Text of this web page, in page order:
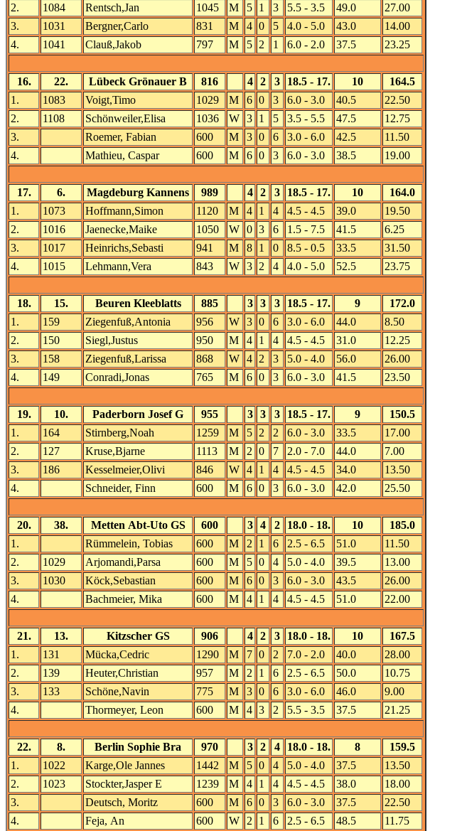
2.
1084 Rentsch,Jan 1045 M 5 1 3 5.5 - 3.5 49.0
27.00
3.
1031 Bergner,Carlo 831 M 4 0 5 4.0 - 5.0 43.0
14.00
4.
1041 Clauß,Jakob 797 M 5 2 1 6.0 - 2.0 37.5 23.25
16. 22. Lübeck Grönauer B 816 4 2 3 18.5 - 17. 10
164.5
1.
1083 Voigt,Timo 1029 M 6 0 3 6.0 - 3.0 40.5
22.50
2.
1108 Schönweiler,Elisa 1036 W 3 1 5 3.5 - 5.5 47.5
12.75
3.
Roemer, Fabian 600 M 3 0 6 3.0 - 6.0 42.5
11.50
4.
Mathieu, Caspar 600 M 6 0 3 6.0 - 3.0 38.5 19.00
17. 6. Magdeburg Kannens 989 4 2 3 18.5 - 17. 10
164.0
1.
1073 Hoffmann,Simon 1120 M 4 1 4 4.5 - 4.5 39.0
19.50
2.
1016 Jaenecke,Maike 1050 W 0 3 6 1.5 - 7.5 41.5
6.25
3.
1017 Heinrichs,Sebasti 941 M 8 1 0 8.5 - 0.5 33.5
31.50
4.
1015 Lehmann,Vera 843 W 3 2 4 4.0 - 5.0 52.5 23.75
18. 15. Beuren Kleeblatts 885 3 3 3 18.5 - 17. 9
172.0
1.
159 Ziegenfuß,Antonia 956 W 3 0 6 3.0 - 6.0 44.0
8.50
2.
150 Siegl,Justus 950 M 4 1 4 4.5 - 4.5 31.0
12.25
3.
158 Ziegenfuß,Larissa 868 W 4 2 3 5.0 - 4.0 56.0
26.00
4.
149 Conradi,Jonas 765 M 6 0 3 6.0 - 3.0 41.5 23.50
19. 10. Paderborn Josef G 955 3 3 3 18.5 - 17. 9
150.5
1.
164 Stirnberg,Noah 1259 M 5 2 2 6.0 - 3.0 33.5
17.00
2.
127 Kruse,Bjarne 1113 M 2 0 7 2.0 - 7.0 44.0
7.00
3.
186 Kesselmeier,Olivi 846 W 4 1 4 4.5 - 4.5 34.0
13.50
4.
Schneider, Finn 600 M 6 0 3 6.0 - 3.0 42.0 25.50
20. 38. Metten Abt-Uto GS 600 3 4 2 18.0 - 18. 10
185.0
1.
Rümmelein, Tobias 600 M 2 1 6 2.5 - 6.5 51.0
11.50
2.
1029 Arjomandi,Parsa 600 M 5 0 4 5.0 - 4.0 39.5
13.00
3.
1030 Köck,Sebastian 600 M 6 0 3 6.0 - 3.0 43.5
26.00
4.
Bachmeier, Mika 600 M 4 1 4 4.5 - 4.5 51.0 22.00
21. 13. Kitzscher GS 906 4 2 3 18.0 - 18. 10
167.5
1.
131 Mücka,Cedric 1290 M 7 0 2 7.0 - 2.0 40.0
28.00
2.
139 Heuter,Christian 957 M 2 1 6 2.5 - 6.5 50.0
10.75
3.
133 Schöne,Navin 775 M 3 0 6 3.0 - 6.0 46.0
9.00
4.
Thormeyer, Leon 600 M 4 3 2 5.5 - 3.5 37.5 21.25
22. 8. Berlin Sophie Bra 970 3 2 4 18.0 - 18. 8
159.5
1.
1022 Karge,Ole Jannes 1442 M 5 0 4 5.0 - 4.0 37.5
13.50
2.
1023 Stockter,Jasper E 1239 M 4 1 4 4.5 - 4.5 38.0
18.00
3.
Deutsch, Moritz 600 M 6 0 3 6.0 - 3.0 37.5
22.50
4.
Feja, An 600 W 2 1 6 2.5 - 6.5 48.5 11.75